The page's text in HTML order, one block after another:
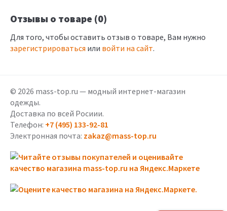
Отзывы о товаре (0)
Для того, чтобы оставить отзыв о товаре, Вам нужно
зарегистрироваться или войти на сайт.
© 2026 mass-top.ru — модный интернет-магазин
одежды.
Доставка по всей Росиии.
Телефон: +7 (495) 133-92-81
Электронная почта: zakaz@mass-top.ru